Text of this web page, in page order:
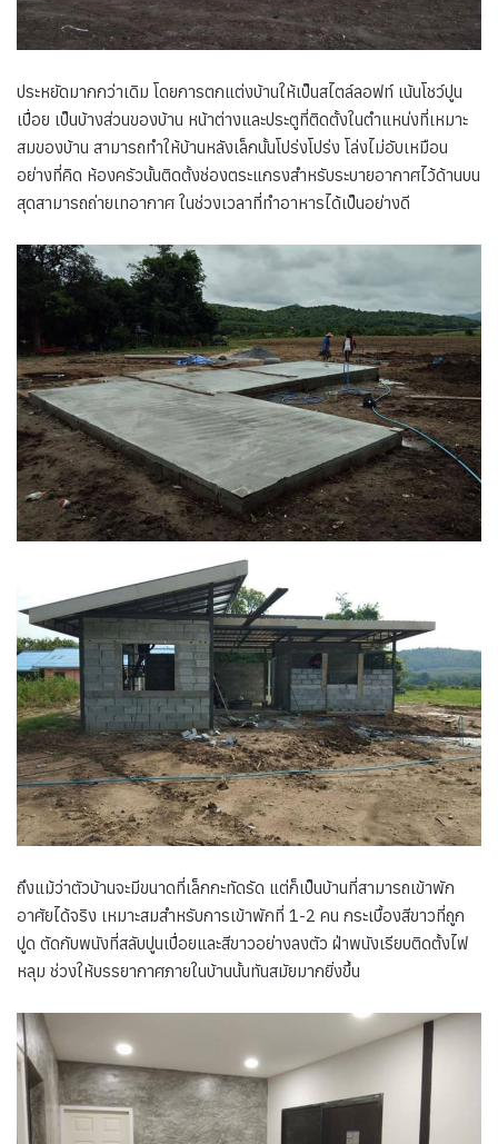
ประหยัดมากกว่าเดิม โดยการตกแต่งบ้านให้เป็นสไตล์ลอฟท์ เน้นโชว์ปูน
เปื่อย เป็นบ้างส่วนของบ้าน หน้าต่างและประตูที่ติดตั้งในตำแหน่งที่เหมาะ
สมของบ้าน สามารถทำให้บ้านหลังเล็กนั้นโปร่งโปร่ง โล่งไม่อับเหมือน
อย่างที่คิด ห้องครัวนั้นติดตั้งช่องตระแกรงสำหรับระบายอากาศไว้ด้านบน
สุดสามารถถ่ายเทอากาศ ในช่วงเวลาที่ทำอาหารได้เป็นอย่างดี
ถึงแม้ว่าตัวบ้านจะมีขนาดที่เล็กกะทัดรัด แต่ก็เป็นบ้านที่สามารถเข้าพัก
อาศัยได้จริง เหมาะสมสำหรับการเข้าพักที่ 1-2 คน กระเบื้องสีขาวที่ถูก
ปูด ตัดกับพนังที่สลับปูนเปื่อยและสีขาวอย่างลงตัว ฝ่าพนังเรียบติดตั้งไฟ
หลุม ช่วงให้บรรยากาศภายในบ้านนั้นทันสมัยมากยิ่งขึ้น